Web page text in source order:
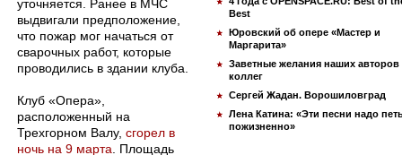
Best
Юровский об опере «Мастер и
Маргарита»
Заветные желания наших авторов
коллег
Сергей Жадан. Ворошиловград
Лена Катина: «Эти песни надо
пожизненно»
уточняется. Ранее в МЧС
выдвигали предположение,
что пожар мог начаться от
сварочных работ, которые
проводились в здании клуба.
Клуб «Опера»,
расположенный на
Трехгорном Валу, сгорел в
ночь на 9 марта . Площадь